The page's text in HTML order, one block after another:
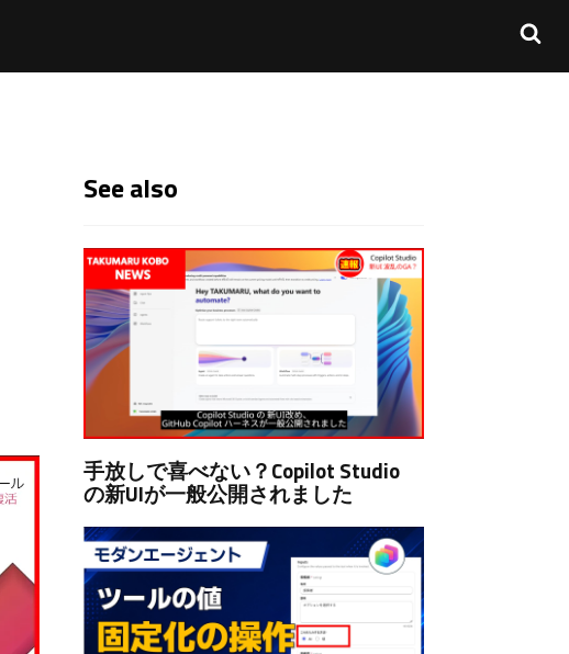
See also
手放しで喜べない？Copilot Studio
の新UIが一般公開されました